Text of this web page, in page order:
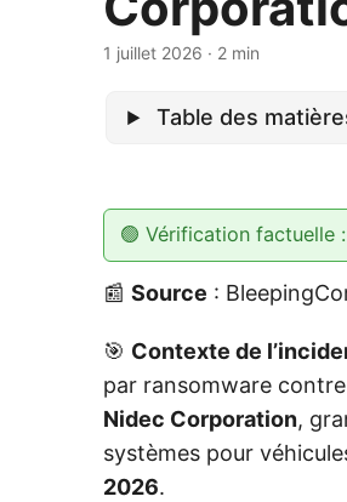
1 juillet 2026 · 2 min
Table des
🟢 Vérification factuelle :
📰 Source :
🎯 Contexte de
par ransomware contre
Nidec Corporation,
systèmes pour
2026.